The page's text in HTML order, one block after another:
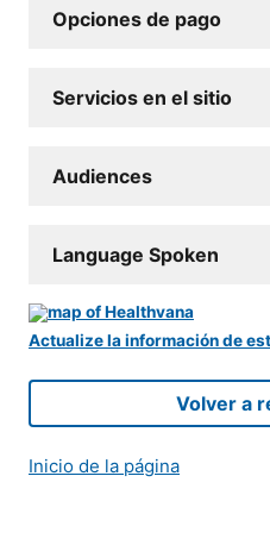
Opciones de pago
Servicios en el sitio
Audiences
Language Spoken
Actualize la información de
Volver a
Inicio de la página